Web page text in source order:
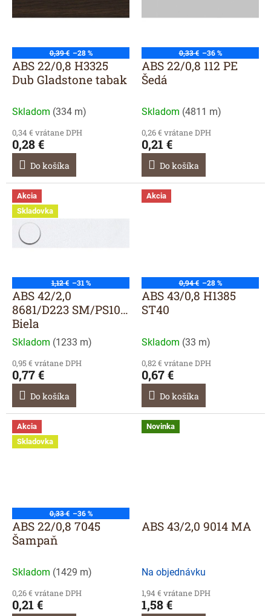
u
kd
u
v
0,39 € –28 %
ABS 22/0,8 H3325
Dub Gladstone tabak
Skladom (334 m)
0,34 € vrátane DPH
0,28 €
Do košíka
0,33 € –36 %
ABS 22/0,8 112 PE
Šedá
Skladom (4811 m)
0,26 € vrátane DPH
0,21 €
Do košíka
Akcia
Skladovka
1,12 € –31 %
ABS 42/2,0
8681/D223 SM/PS10
Biela
Skladom (1233 m)
0,95 € vrátane DPH
0,77 €
Do košíka
Akcia
0,94 € –28 %
ABS 43/0,8 H1385
ST40
Skladom (33 m)
0,82 € vrátane DPH
0,67 €
Do košíka
Akcia
Skladovka
0,33 € –36 %
ABS 22/0,8 7045
Šampaň
Skladom (1429 m)
0,26 € vrátane DPH
0,21 €
Novinka
ABS 43/2,0 9014 MA
Na objednávku
1,94 € vrátane DPH
1,58 €